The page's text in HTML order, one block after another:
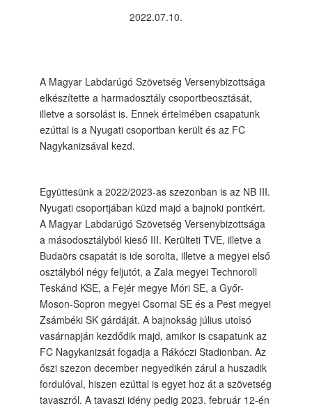
2022.07.10.
A Magyar Labdarúgó Szövetség Versenybizottsága
elkészítette a harmadosztály csoportbeosztását,
illetve a sorsolást is. Ennek értelmében csapatunk
ezúttal is a Nyugati csoportban került és az FC
Nagykanizsával kezd.
Együttesünk a 2022/2023-as szezonban is az NB III.
Nyugati csoportjában küzd majd a bajnoki pontkért.
A Magyar Labdarúgó Szövetség Versenybizottsága
a másodosztályból kieső III. Kerülteti TVE, illetve a
Budaörs csapatát is ide sorolta, illetve a megyei első
osztályból négy feljutót, a Zala megyei Technoroll
Teskánd KSE, a Fejér megye Móri SE, a Győr-
Moson-Sopron megyei Csornai SE és a Pest megyei
Zsámbéki SK gárdáját. A bajnokság július utolsó
vasárnapján kezdődik majd, amikor is csapatunk az
FC Nagykanizsát fogadja a Rákóczi Stadionban. Az
őszi szezon december negyedikén zárul a huszadik
fordulóval, hiszen ezúttal is egyet hoz át a szövetség
tavaszról. A tavaszi idény pedig 2023. február 12-én